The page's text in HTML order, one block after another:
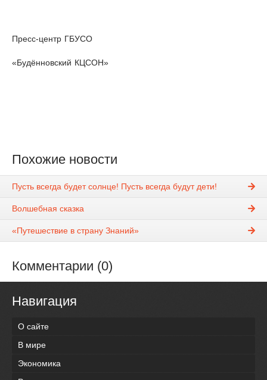
Пресс-центр ГБУСО
«Будённовский КЦСОН»
Похожие новости
Пусть всегда будет солнце! Пусть всегда будут дети!
Волшебная сказка
«Путешествие в страну Знаний»
Комментарии (0)
Навигация
О сайте
В мире
Экономика